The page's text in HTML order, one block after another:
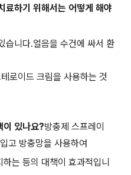
료하기 위해서는 어떻게 해야
습니다.얼음을 수건에 싸서 환
로이드 크림을 사용하는 것
이 있나요?방충제 스프레이
고 방충망을 사용하여
는 등의 대책이 효과적입니